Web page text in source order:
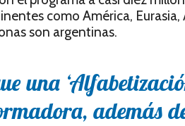
como América,
son argentinas.
una
además